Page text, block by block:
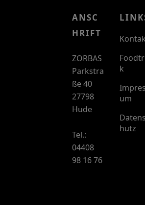
ANSC
HRIFT
ZORBAS
Parkstra
ße 40
27798
Hude
Tel.:
04408
98 16 76
k
um
hutz